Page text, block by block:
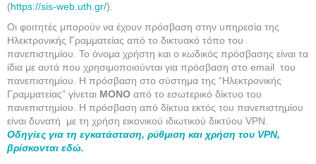
(https://sis-web.uth.gr/).
Οι φοιτητές μπορούν να έχουν πρόσβαση στην υπηρεσία της
Ηλεκτρονικής Γραμματείας από το δικτυακό τόπο του
πανεπιστημίου. Το όνομα χρήστη και ο κωδικός πρόσβασης είναι τα
ίδια με αυτά που χρησιμοποιούνται για πρόσβαση στο email του
πανεπιστημίου. H πρόσβαση στο σύστημα της “Ηλεκτρονικής
Γραμματείας” γίνεται ΜΟΝΟ από το εσωτερικό δίκτυο του
πανεπιστημίου. Η πρόσβαση από δίκτυα εκτός του πανεπιστημίου
είναι δυνατή με τη χρήση εικονικού ιδιωτικού δικτύου VPN.
Οδηγίες για τη εγκατάσταση, ρύθμιση και χρήση του VPN,
βρίσκονται εδώ.